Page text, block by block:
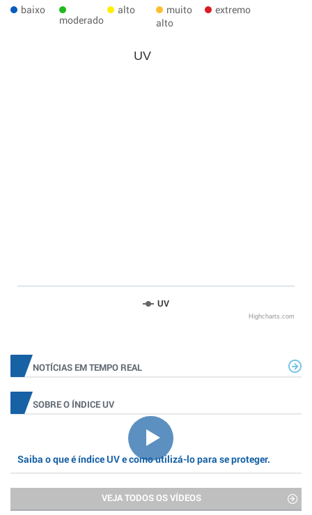
baixo
moderado
alto
muito
alto
extremo
UV
UV
Highcharts.com
NOTÍCIAS EM TEMPO REAL
SOBRE O ÍNDICE UV
Saiba o que é índice UV e como utilizá-lo para se proteger.
VEJA TODOS OS VÍDEOS